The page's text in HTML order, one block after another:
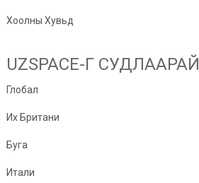
Хоолны Хувьд
UZSPACE-Г СУДЛААРАЙ
Глобал
Их Британи
Буга
Итали